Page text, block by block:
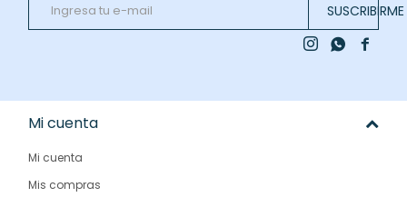
SUSCRIBIRME

 
Mi cuenta
Mi cuenta
Mis compras